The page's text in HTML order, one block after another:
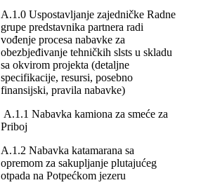
A.1.0 Uspostavljanje zajedničke Radne
grupe predstavnika partnera radi
vođenje procesa nabavke za
obezbjeđivanje tehničkih slsts u skladu
sa okvirom projekta (detaljne
specifikacije, resursi, posebno
finansijski, pravila nabavke)
A.1.1 Nabavka kamiona za smeće za
Priboj
A.1.2 Nabavka katamarana sa
opremom za sakupljanje plutajućeg
otpada na Potpećkom jezeru